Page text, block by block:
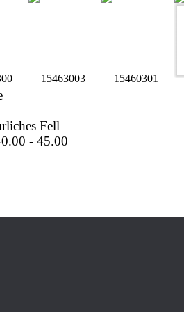
15463003 15460301
Fell
- 45.00